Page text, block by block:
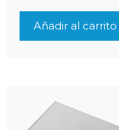
Añadir al carrito